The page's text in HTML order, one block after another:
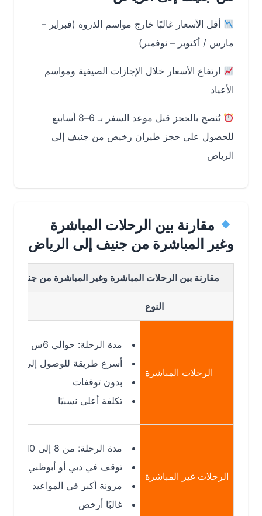
أقل الأسعار غالبًا خارج مواسم الذروة (فبراير –
مارس / أكتوبر – نوفمبر)
ارتفاع الأسعار خلال الإجازات الصيفية ومواسم
يُنصح بالحجز قبل موعد السفر بـ 6–8 أسابيع
للحصول على حجز طيران رخيص من جنيف إلى
الرياض
مقارنة بين الرحلات المباشرة
وغير المباشرة من جنيف إلى الرياض
مقارنة بين الرحلات المباشرة وغير المباشرة من جنيف إلى
الرحلات المباشرة
مدة الرحلة: حوالي 6س 45د
أسرع طريقة للوصول إلى الرياض
بدون توقفات
تكلفة أعلى نسبيًا
الرحلات غير المباشرة
مدة الرحلة: من 8 إلى 10 ساعات
توقف في دبي أو أبوظبي
مرونة أكبر في المواعيد
غالبًا أرخص